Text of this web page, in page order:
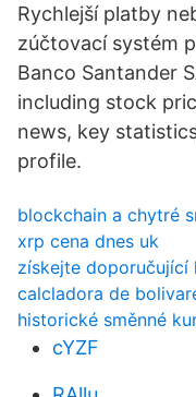
Rychlejší platby
zúčtovací systém
Banco Santander
including stock
news, key
profile.
blockchain a chytré
xrp cena dnes uk
získejte doporučující
calcladora de
historické směnné
cYZF